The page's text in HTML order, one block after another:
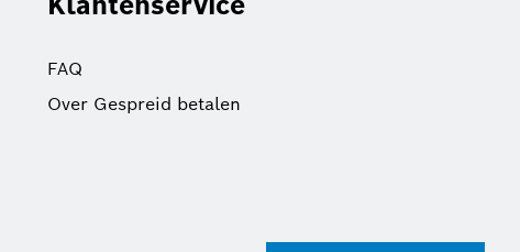
FAQ
Over Gespreid betalen